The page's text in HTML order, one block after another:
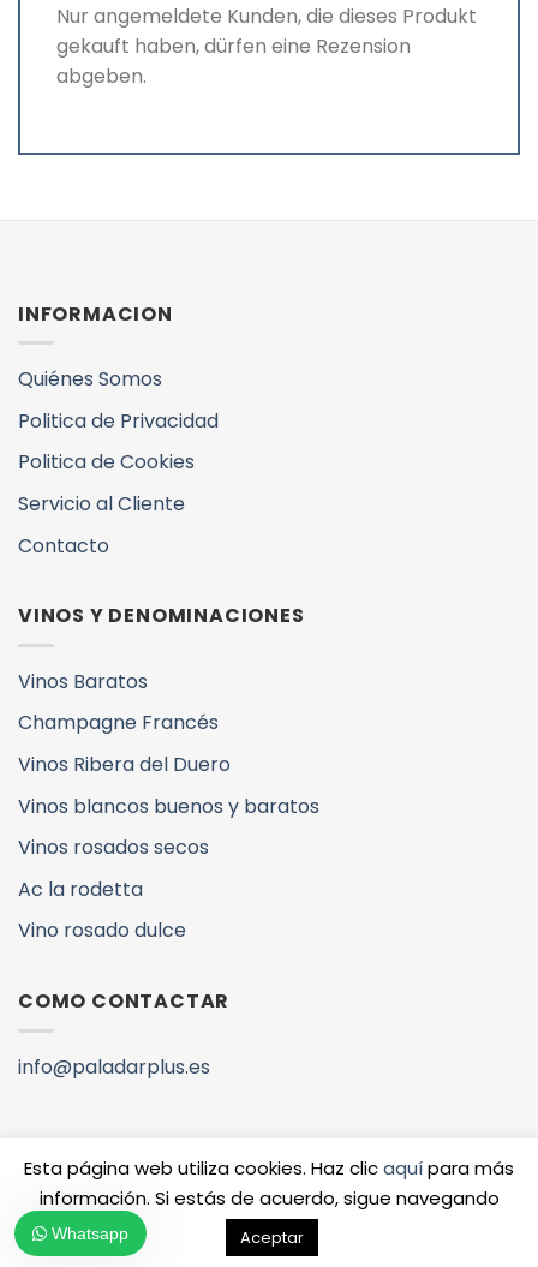
Nur angemeldete Kunden, die dieses Produkt
gekauft haben, dürfen eine Rezension
abgeben.
INFORMACION
Quiénes Somos
Politica de Privacidad
Politica de Cookies
Servicio al Cliente
Contacto
VINOS Y DENOMINACIONES
Vinos Baratos
Champagne Francés
Vinos Ribera del Duero
Vinos blancos buenos y baratos
Vinos rosados secos
Ac la rodetta
Vino rosado dulce
COMO CONTACTAR
info@paladarplus.es
QUIENES SOMOS VINOS Y DENOMINACIONES
Copyright 2026 ©
www.paladarplus.es
Esta página web utiliza cookies. Haz clicaquípara más
información. Si estás de acuerdo, sigue navegando
Aceptar
Whatsapp